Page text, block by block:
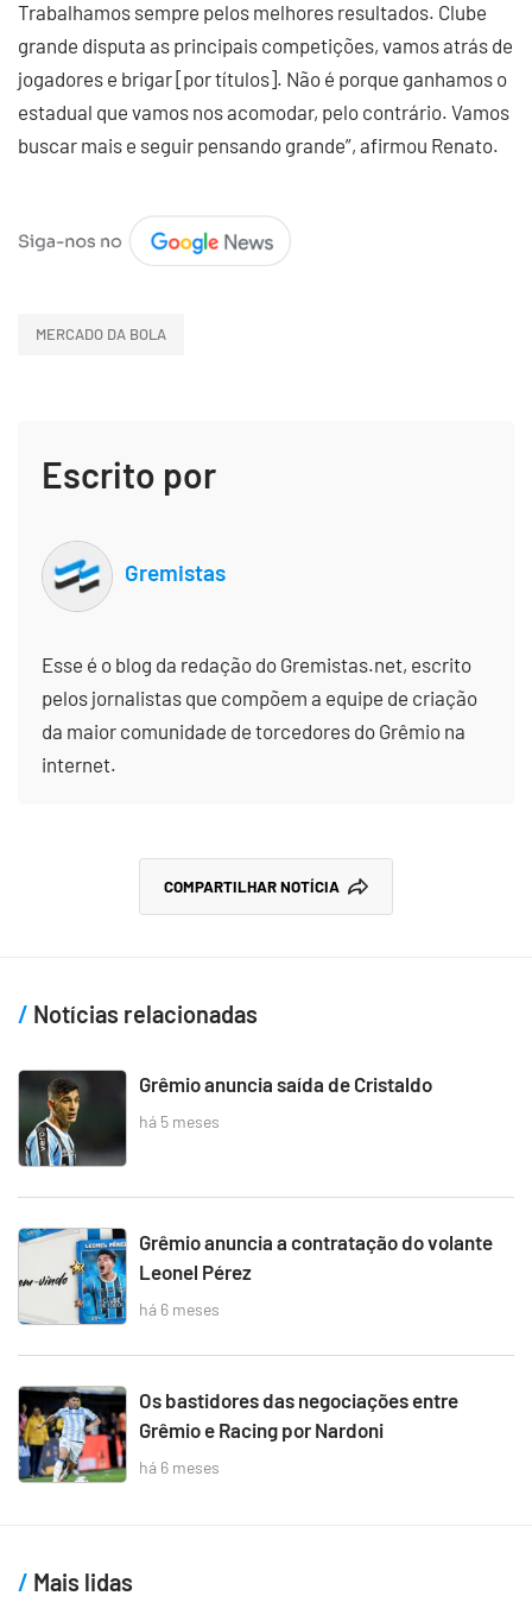
Trabalhamos sempre pelos melhores resultados. Clube
grande disputa as principais competições, vamos atrás de
jogadores e brigar [por títulos]. Não é porque ganhamos o
estadual que vamos nos acomodar, pelo contrário. Vamos
buscar mais e seguir pensando grande”, afirmou Renato.
MERCADO DA BOLA
Escrito por
Gremistas
Esse é o blog da redação do Gremistas.net, escrito
pelos jornalistas que compõem a equipe de criação
da maior comunidade de torcedores do Grêmio na
internet.
COMPARTILHAR NOTÍCIA
Notícias relacionadas
Grêmio anuncia saída de Cristaldo
há 5 meses
Grêmio anuncia a contratação do volante
Leonel Pérez
há 6 meses
Os bastidores das negociações entre
Grêmio e Racing por Nardoni
há 6 meses
Mais lidas